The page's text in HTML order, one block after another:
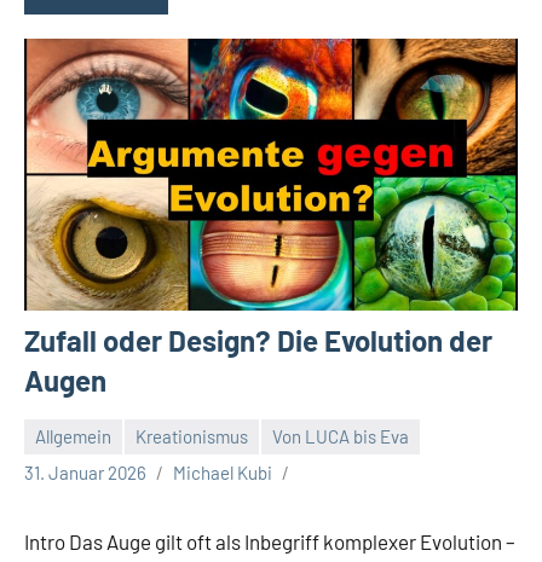
Zufall oder Design? Die Evolution der
Augen
Allgemein Kreationismus
Von LUCA bis Eva
31. Januar 2026
Michael Kubi
Intro Das Auge gilt oft als Inbegriff komplexer Evolution –